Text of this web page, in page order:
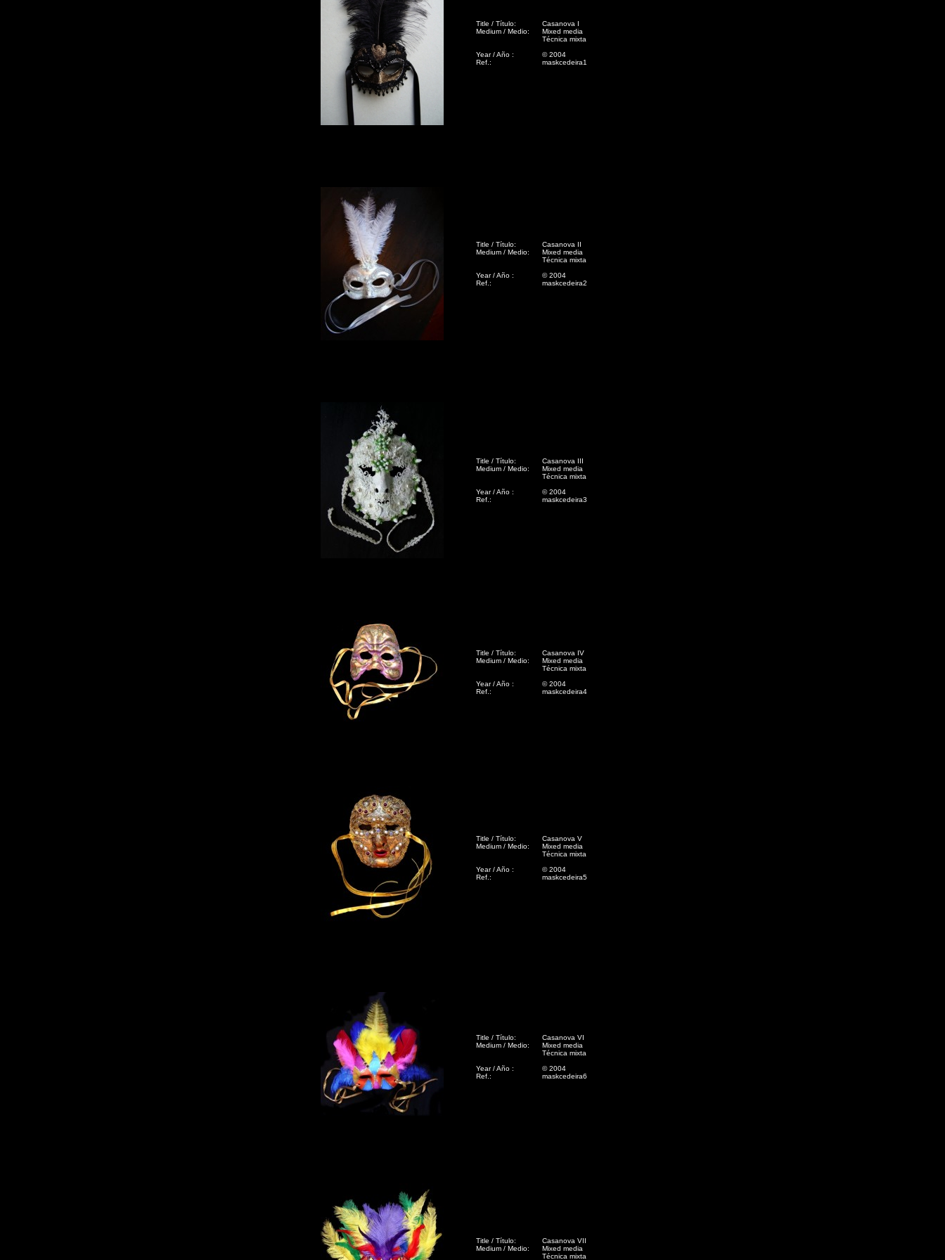
Title / Título:
Medium / Medio:
Year / Año :
Ref.:
Casanova I
Mixed media
Técnica mixta
© 2004
maskcedeira1
Title / Título:
Medium / Medio:
Year / Año :
Ref.:
Casanova II
Mixed media
Técnica mixta
© 2004
maskcedeira2
Title / Título:
Medium / Medio:
Year / Año :
Ref.:
Casanova III
Mixed media
Técnica mixta
© 2004
maskcedeira3
Title / Título:
Medium / Medio:
Year / Año :
Ref.:
Casanova IV
Mixed media
Técnica mixta
© 2004
maskcedeira4
Title / Título:
Medium / Medio:
Year / Año :
Ref.:
Casanova V
Mixed media
Técnica mixta
© 2004
maskcedeira5
Title / Título:
Medium / Medio:
Year / Año :
Ref.:
Casanova VI
Mixed media
Técnica mixta
© 2004
maskcedeira6
Title / Título:
Medium / Medio:
Casanova VII
Mixed media
Técnica mixta